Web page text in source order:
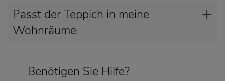
Passt der Teppich in meine
Wohnräume
Benötigen Sie Hilfe?